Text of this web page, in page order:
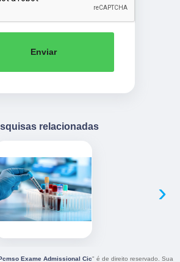
Enviar
relacionadas
›
Exame Admissional Cic" é de direito reservado. Sua